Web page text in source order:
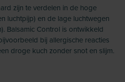
zijn te verdelen in de hoge
luchtpijp) en de lage luchtwegen
Balsamic Control is ontwikkeld
bij allergische reacties
droge kuch zonder snot en slijm.